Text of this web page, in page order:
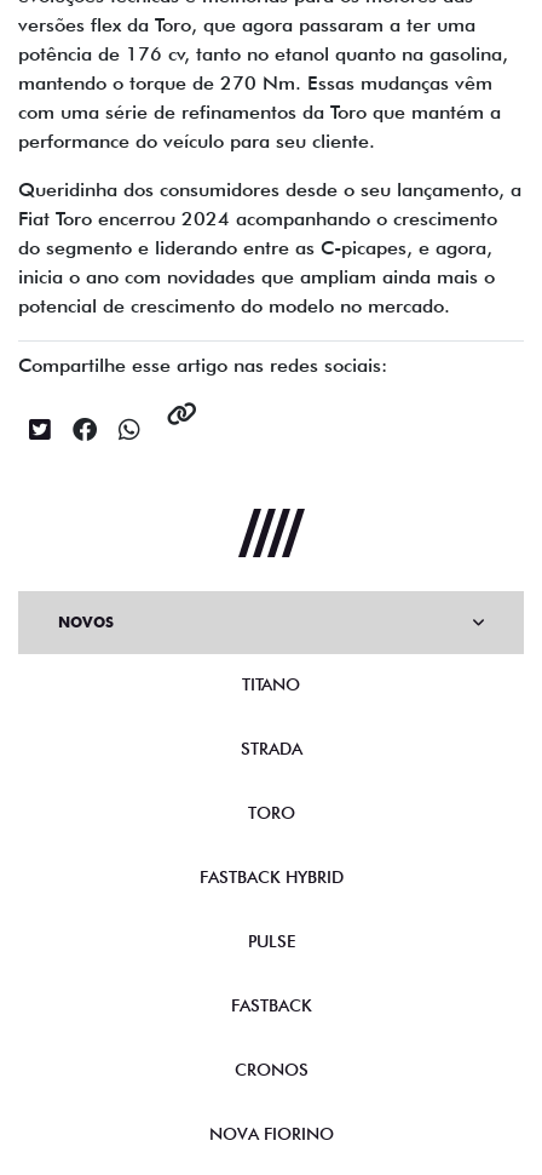
versões flex da Toro, que agora passaram a ter uma
potência de 176 cv, tanto no etanol quanto na gasolina,
mantendo o torque de 270 Nm. Essas mudanças vêm
com uma série de refinamentos da Toro que mantém a
performance do veículo para seu cliente.
Queridinha dos consumidores desde o seu lançamento, a
Fiat Toro encerrou 2024 acompanhando o crescimento
do segmento e liderando entre as C-picapes, e agora,
inicia o ano com novidades que ampliam ainda mais o
potencial de crescimento do modelo no mercado.
Compartilhe esse artigo nas redes sociais:
NOVOS
TITANO
STRADA
TORO
FASTBACK HYBRID
PULSE
FASTBACK
CRONOS
NOVA FIORINO